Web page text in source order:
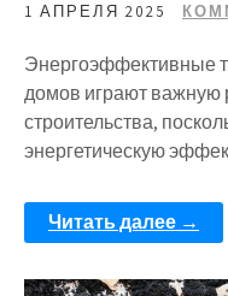
1 АПРЕЛЯ 2025
Энергоэффективные
домов играют важную
строительства,
энергетическую
Читать далее →